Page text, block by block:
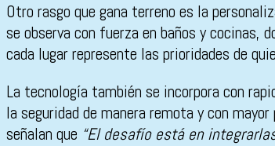
Otro rasgo que gana terreno es la
se observa con fuerza en baños y
cada lugar represente las prioridades de
La tecnología también se incorpora con
la seguridad de manera remota y con
señalan que “El desafío está en